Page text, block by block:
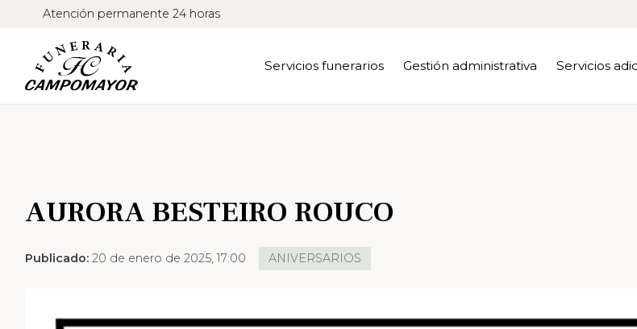
Atención permanente 24 horas
Servicios funerarios Gestión administrativa Servicios
AURORA BESTEIRO ROUCO
Publicado: 20 de enero de 2025, 17:00 ANIVERSARIOS